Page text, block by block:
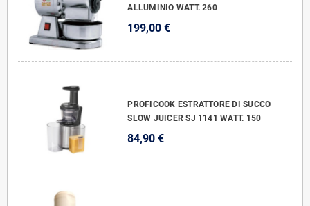
ALLUMINIO WATT. 260
199,00 €
PROFICOOK ESTRATTORE DI SUCCO
SLOW JUICER SJ 1141 WATT. 150
84,90 €